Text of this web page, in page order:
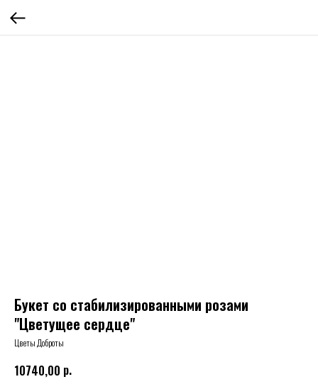
Букет со стабилизированными розами
"Цветущее сердце"
Цветы Доброты
10740,00 р.